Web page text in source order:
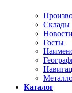
Склады
Новости
Госты
Каталог